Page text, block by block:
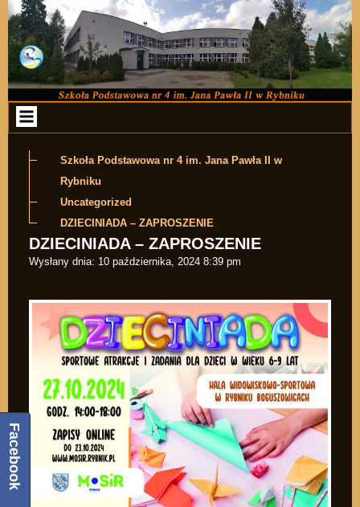
Przejdź do zawartości
Szkoła Podstawowa nr 4 im. Jana Pawła II w
Rybniku
Uncategorized
DZIECINIADA – ZAPROSZENIE
DZIECINIADA – ZAPROSZENIE
Wysłany dnia: 10 października, 2024 8:39 pm
Facebook